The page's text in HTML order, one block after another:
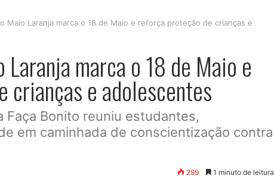
Maio Laranja marca o 18 de Maio e reforça proteção de crianças e
Laranja marca o 18 de Maio e
crianças e adolescentes
Faça Bonito reuniu estudantes,
em caminhada de conscientização contra
299 1 minuto de leitura